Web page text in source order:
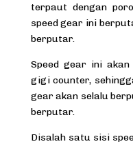
terpaut dengan
speed gear ini
berputar.
Speed gear ini
gigi counter,
gear akan selalu
berputar.
Disalah satu sisi